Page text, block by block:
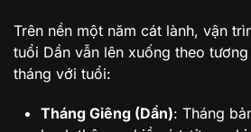
Trên nền một năm cát lành, vận
tuổi Dần vẫn lên xuống theo
tháng với tuổi:
Tháng Giêng (Dần): Tháng